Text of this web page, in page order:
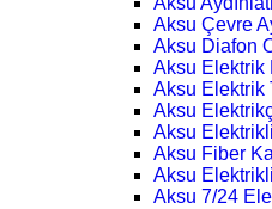
Aksu Çevre
Aksu Diafon
Aksu Elektrik
Aksu Elektrik
Aksu
Aksu
Aksu Fiber
Aksu
Aksu 7/24